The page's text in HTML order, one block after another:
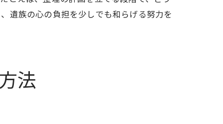
遺族の心の負担を少しでも和らげる努力を
法